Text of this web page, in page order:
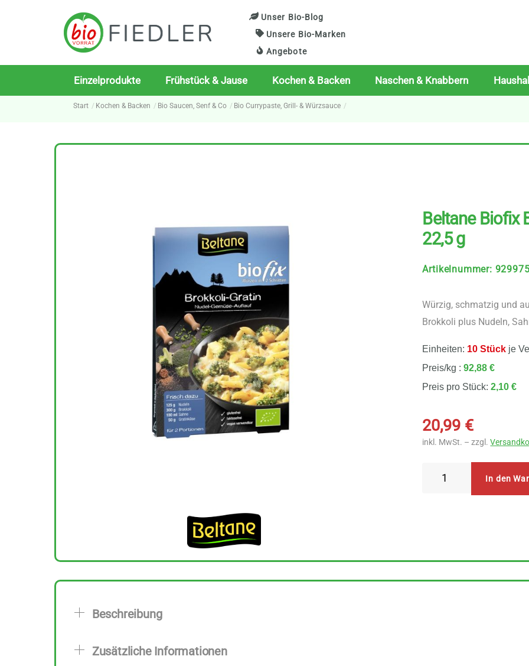
Unser Bio-Blog
Unsere Bio-Marken
Angebote
Einzelprodukte Frühstück & Jause Kochen & Backen Naschen & Knabbern
Start Kochen & Backen Bio Saucen, Senf & Co Bio Currypaste, Grill- & Würzsauce
Beltane Biofix
22,5 g
Artikelnummer:
Würzig, schmatzig und
Brokkoli plus Nudeln,
Einheiten: 10 Stück je
Preis/kg :92,88 €
Preis pro Stück:2,10 €
20,99 €
inkl. MwSt. – zzgl.
In den
Beschreibung
Zusätzliche Informationen